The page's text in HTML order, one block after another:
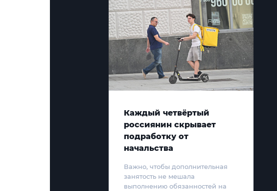
Каждый четвёртый
россиянин скрывает
подработку от
начальства
Важно, чтобы дополнительная
занятость не мешала
выполнению обязанностей на